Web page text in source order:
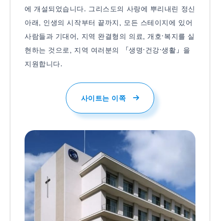
에 개설되었습니다. 그리스도의 사랑에 뿌리내린 정신
아래, 인생의 시작부터 끝까지, 모든 스테이지에 있어
사람들과 기대어, 지역 완결형의 의료, 개호·복지를 실
현하는 것으로, 지역 여러분의 「생명·건강·생활」을
지원합니다.
사이트는 이쪽